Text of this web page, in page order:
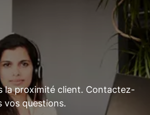
la proximité client. Contactez-
vos questions.